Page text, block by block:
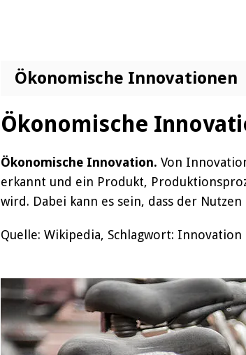
Ökonomische Innovationen
Ökonomische
Ökonomische Innovation. Von
erkannt und ein Produkt,
wird. Dabei kann es sein, dass der
Quelle: Wikipedia, Schlagwort: Innovation